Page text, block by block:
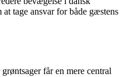
tage ansvar for både gæstens
får en mere central